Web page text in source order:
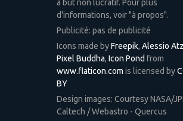
à but non lucratif. Pour plus
d'informations, voir "à propos".
Publicité: pas de publicité
Icons made byFreepik, Alessio
Pixel Buddha, Icon Pond from
www.flaticon.com is licensed by
BY
Design images: Courtesy NASA/
Caltech / Webastro - Quercus